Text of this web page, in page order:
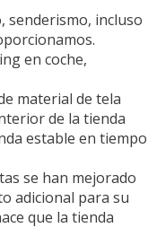
senderismo, incluso
en coche,
material de tela
de la tienda
estable en tiempo
se han mejorado
adicional para su
que la tienda